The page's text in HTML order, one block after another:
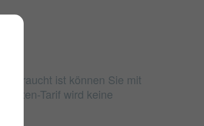
ist können Sie mit
Tarif wird keine